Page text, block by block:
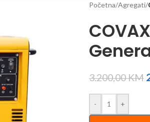
Početna/Agregati/
3.200,00KM
- +